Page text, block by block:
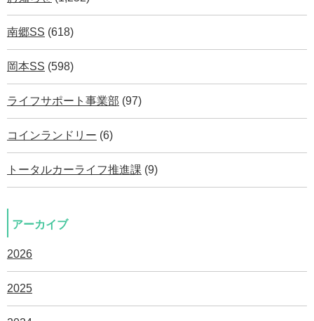
南郷SS (618)
岡本SS (598)
ライフサポート事業部 (97)
コインランドリー (6)
トータルカーライフ推進課 (9)
アーカイブ
2026
2025